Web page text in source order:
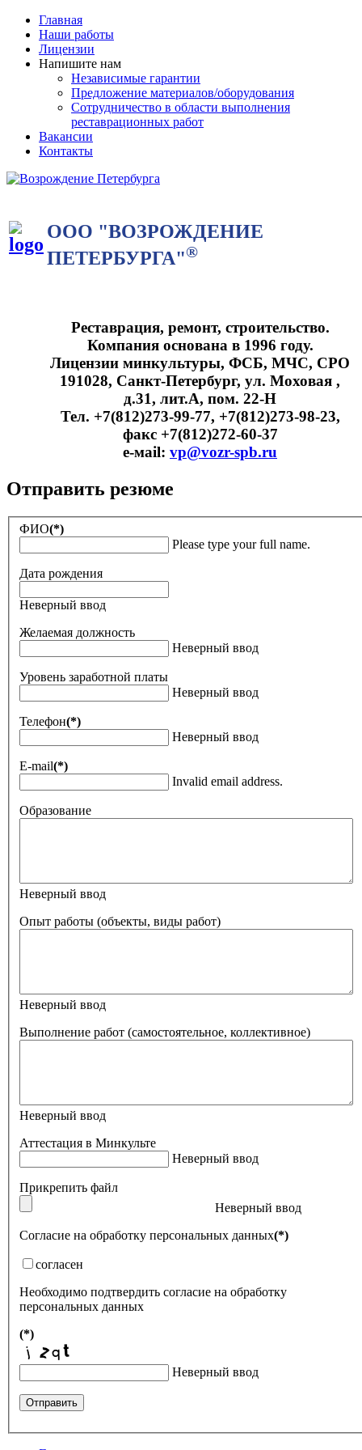
Главная
Наши работы
Лицензии
Напишите нам
Независимые гарантии
Предложение материалов/оборудования
Сотрудничество в области выполнения
реставрационных работ
Вакансии
Контакты
ООО "ВОЗРОЖДЕНИЕ
ПЕТЕРБУРГА"®
Реставрация, ремонт, строительство.
Компания основана в 1996 году.
Лицензии минкультуры, ФСБ, МЧС, СРО
191028, Санкт-Петербург, ул. Моховая ,
д.31, лит.А, пом. 22-Н
Тел. +7(812)273-99-77, +7(812)273-98-23,
факс +7(812)272-60-37
e-мail: vp@vozr-spb.ru
Отправить резюме
ФИО(*)
Please type your full name.
Дата рождения
Неверный ввод
Желаемая должность
Неверный ввод
Уровень заработной платы
Неверный ввод
Телефон(*)
Неверный ввод
E-mail(*)
Invalid email address.
Образование
Неверный ввод
Опыт работы (объекты, виды работ)
Неверный ввод
Выполнение работ (самостоятельное, коллективное)
Неверный ввод
Аттестация в Минкульте
Неверный ввод
Прикрепить файл
Неверный ввод
Согласие на обработку персональных данных(*)
согласен
Необходимо подтвердить согласие на обработку
персональных данных
(*)
Неверный ввод
Отправить